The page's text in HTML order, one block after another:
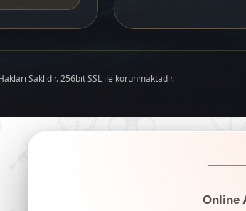
Saklıdır. 256bit SSL ile korunmaktadır.
Online